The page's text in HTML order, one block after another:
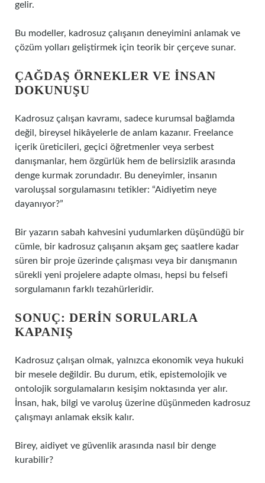
gelir.
Bu modeller, kadrosuz çalışanın deneyimini anlamak ve
çözüm yolları geliştirmek için teorik bir çerçeve sunar.
ÇAĞDAŞ ÖRNEKLER VE İNSAN
DOKUNUŞU
Kadrosuz çalışan kavramı, sadece kurumsal bağlamda
değil, bireysel hikâyelerle de anlam kazanır. Freelance
içerik üreticileri, geçici öğretmenler veya serbest
danışmanlar, hem özgürlük hem de belirsizlik arasında
denge kurmak zorundadır. Bu deneyimler, insanın
varoluşsal sorgulamasını tetikler: “Aidiyetim neye
dayanıyor?”
Bir yazarın sabah kahvesini yudumlarken düşündüğü bir
cümle, bir kadrosuz çalışanın akşam geç saatlere kadar
süren bir proje üzerinde çalışması veya bir danışmanın
sürekli yeni projelere adapte olması, hepsi bu felsefi
sorgulamanın farklı tezahürleridir.
SONUÇ: DERIN SORULARLA
KAPANIŞ
Kadrosuz çalışan olmak, yalnızca ekonomik veya hukuki
bir mesele değildir. Bu durum, etik, epistemolojik ve
ontolojik sorgulamaların kesişim noktasında yer alır.
İnsan, hak, bilgi ve varoluş üzerine düşünmeden kadrosuz
çalışmayı anlamak eksik kalır.
Birey, aidiyet ve güvenlik arasında nasıl bir denge
kurabilir?